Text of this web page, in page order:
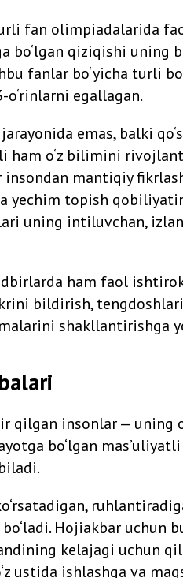
fan olimpiadalarida
bo‘lgan qiziqishi uning
fanlar bo‘yicha turli
egallagan.
emas, balki
ham o‘z bilimini
mantiqiy
yechim topish
uning intiluvchan,
ham faol
bildirish,
shakllantirishga
qilgan insonlar — uning
bo‘lgan
Hojiakbar uchun
kelajagi uchun
ustida ishlashga va